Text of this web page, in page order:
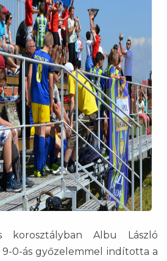
korosztályban Albu László
9-0-ás győzelemmel indította a